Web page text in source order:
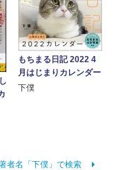
もちまる日記 2022 4
月はじまりカレンダー
下僕
者名「下僕」で検索